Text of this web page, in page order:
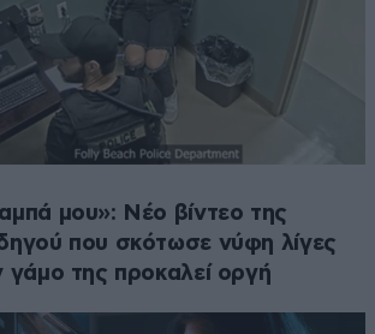
μου»: Νέο βίντεο της
που σκότωσε νύφη λίγες
γάμο της προκαλεί οργή